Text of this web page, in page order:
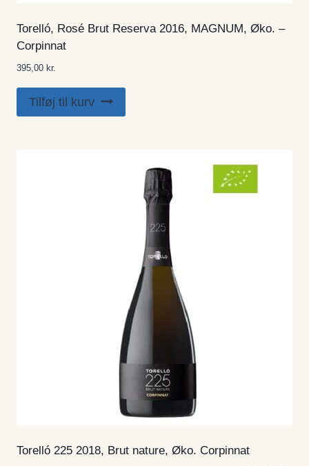
Torelló, Rosé Brut Reserva 2016, MAGNUM, Øko. –
Corpinnat
395,00 kr.
Tilføj til kurv
Torelló 225 2018, Brut nature, Øko. Corpinnat